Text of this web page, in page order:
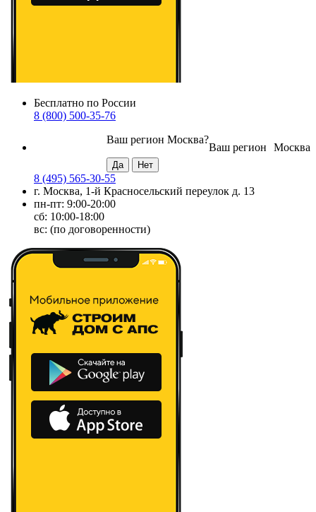
Бесплатно по России
8 (800) 500-35-76
Москва
Ваш регион
Ваш регион Москва?
8 (495) 565-30-55
г. Москва, 1-й Красносельский переулок д. 13
пн-пт: 9:00-20:00
сб: 10:00-18:00
вс: (по договоренности)